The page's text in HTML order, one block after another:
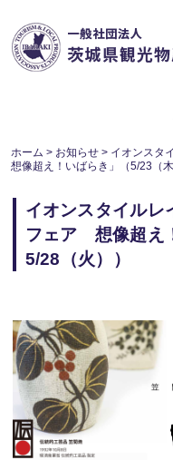
content
ホーム > お知らせ > イオンスタ
想像超え！いばらき」（5/23（
イオンスタイルレ
フェア 想像超え
5/28（火））